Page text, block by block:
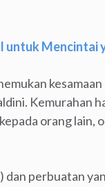
untuk Mencintai
Kemurahan
orang
) dan perbuatan